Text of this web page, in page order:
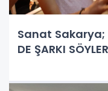
Sanat Sakarya;
DE ŞARKI